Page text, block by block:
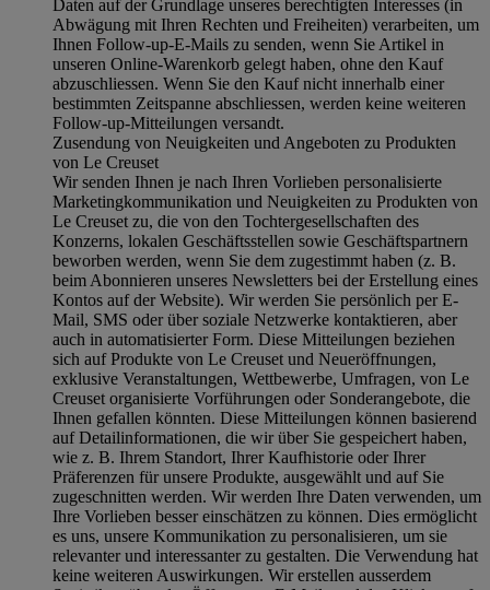
Daten auf der Grundlage unseres berechtigten Interesses (in
Abwägung mit Ihren Rechten und Freiheiten) verarbeiten, um
Ihnen Follow-up-E-Mails zu senden, wenn Sie Artikel in
unseren Online-Warenkorb gelegt haben, ohne den Kauf
abzuschliessen. Wenn Sie den Kauf nicht innerhalb einer
bestimmten Zeitspanne abschliessen, werden keine weiteren
Follow-up-Mitteilungen versandt.
Zusendung von Neuigkeiten und Angeboten zu Produkten
von Le Creuset
Wir senden Ihnen je nach Ihren Vorlieben personalisierte
Marketingkommunikation und Neuigkeiten zu Produkten von
Le Creuset zu, die von den Tochtergesellschaften des
Konzerns, lokalen Geschäftsstellen sowie Geschäftspartnern
beworben werden, wenn Sie dem zugestimmt haben (z. B.
beim Abonnieren unseres Newsletters bei der Erstellung eines
Kontos auf der Website). Wir werden Sie persönlich per E-
Mail, SMS oder über soziale Netzwerke kontaktieren, aber
auch in automatisierter Form. Diese Mitteilungen beziehen
sich auf Produkte von Le Creuset und Neueröffnungen,
exklusive Veranstaltungen, Wettbewerbe, Umfragen, von Le
Creuset organisierte Vorführungen oder Sonderangebote, die
Ihnen gefallen könnten. Diese Mitteilungen können basierend
auf Detailinformationen, die wir über Sie gespeichert haben,
wie z. B. Ihrem Standort, Ihrer Kaufhistorie oder Ihrer
Präferenzen für unsere Produkte, ausgewählt und auf Sie
zugeschnitten werden. Wir werden Ihre Daten verwenden, um
Ihre Vorlieben besser einschätzen zu können. Dies ermöglicht
es uns, unsere Kommunikation zu personalisieren, um sie
relevanter und interessanter zu gestalten. Die Verwendung hat
keine weiteren Auswirkungen. Wir erstellen ausserdem